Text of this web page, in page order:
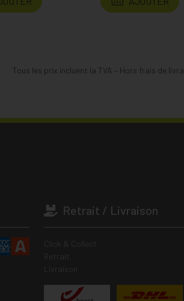
Tous les prix incluent la TVA – Hors frais de
Retrait / Livraison